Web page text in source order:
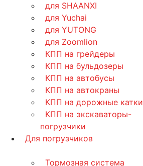
для SHAANXI
для Yuchai
для YUTONG
для Zoomlion
КПП на грейдеры
КПП на бульдозеры
КПП на автобусы
КПП на автокраны
КПП на дорожные катки
КПП на экскаваторы-
погрузчики
Для погрузчиков
Тормозная система